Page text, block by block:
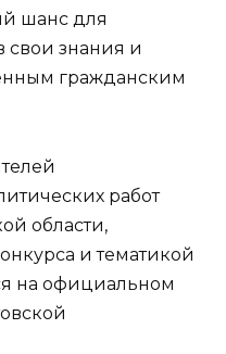
шанс для
свои знания и
гражданским
работ
области,
и тематикой
на официальном